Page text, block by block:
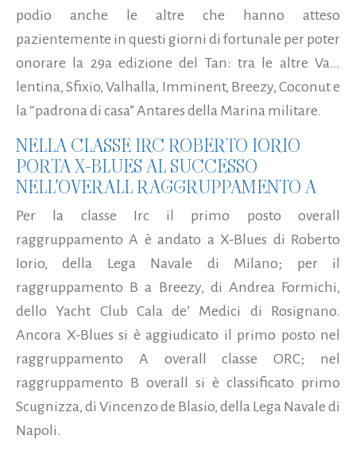
podio anche le altre che hanno atteso
pazientemente in questi giorni di fortunale per poter
onorare la 29a edizione del Tan: tra le altre Va…
lentina, Sfixio, Valhalla, Imminent, Breezy, Coconut e
la “padrona di casa” Antares della Marina militare.
NELLA CLASSE IRC ROBERTO IORIO
PORTA X-BLUES AL SUCCESSO
NELL'OVERALL RAGGRUPPAMENTO A
Per la classe Irc il primo posto overall
raggruppamento A è andato a X-Blues di Roberto
Iorio, della Lega Navale di Milano; per il
raggruppamento B a Breezy, di Andrea Formichi,
dello Yacht Club Cala de’ Medici di Rosignano.
Ancora X-Blues si è aggiudicato il primo posto nel
raggruppamento A overall classe ORC; nel
raggruppamento B overall si è classificato primo
Scugnizza, di Vincenzo de Blasio, della Lega Navale di
Napoli.